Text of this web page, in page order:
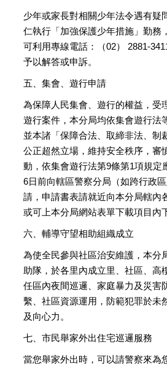
少年或家長對相關少年法令遇有疑
仁執行「加強保護少年措施」勤務
可利用專線電話：（02） 2881-
予以解答或申訴。
五、集會、遊行申請
為保障人民集會、遊行的權益，受
遊行案件，本分局均依集會遊行法
並本諸「保障合法、取締非法、制
公正超然立場，維持安全秩序，審
動，依集會遊行法第9條第1項規定
6日前向轄區警察分局（如跨行政
請，申請書表請就近向本分局轄內
或可上本分局網站表單下載項目內
六、 輔導守望相助組織成立
為使全民參與社區治安維護，本分
助隊，於各里內成立里、社區、高
任區內夜間巡邏、家庭暴力及災害
繫、社區資源運用，防範犯罪於未
及向心力。
七、市民舉家外出住宅巡邏服務
當您舉家外出時，可以請警察來為